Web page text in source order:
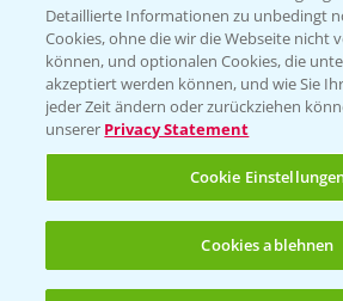
KONTAKT
Hilfe in Notfällen
T.+49 (0)214/30-20220
Detaillierte Informationen zu unbedingt
Cookies, ohne die wir die Webseite nicht
können, und optionalen Cookies, die
akzeptiert werden können, und wie Sie
jeder Zeit ändern oder zurückziehen
unserer Privacy Statement
Cookie
Cookies ablehnen